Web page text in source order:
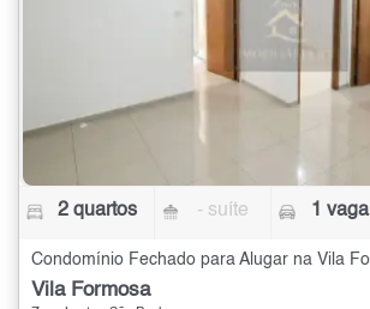
2 quartos - suíte 1 vaga
Vila Formosa